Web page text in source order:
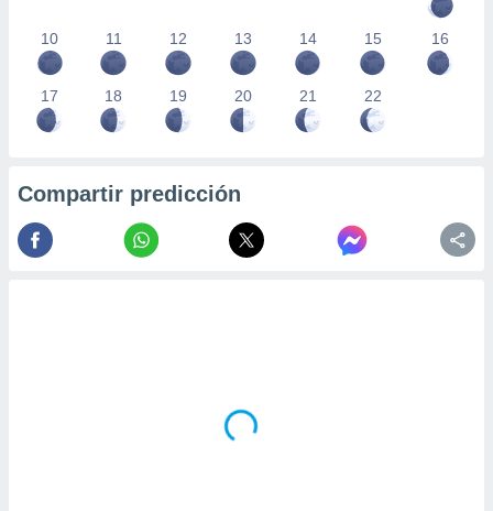
10 11 12 13 14 15 16
17 18 19 20 21 22
Compartir predicción